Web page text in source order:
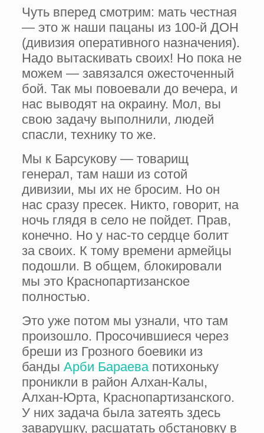
Чуть вперед смотрим: мать честная
— это ж наши пацаны из 100-й ДОН
(дивизия опера­тивного назначения).
Надо вытаски­вать своих! Но пока не
можем — завязался ожесточенный
бой. Так мы повоевали до ве­чера, и
нас выводят на окраину. Мол, вы
свою задачу выполнили, людей
спасли, технику то­ же.
Мы к Барсукову — товарищ
генерал, там наши из сотой
дивизии, мы их не бросим. Но он
нас сразу пресек. Никто, говорит, на
ночь глядя в село не пойдет. Прав,
конечно. Но у нас-то сердце болит
за своих. К тому време­ни армейцы
подошли. В общем, блокировали
мы это Краснопартизанское
полностью.
Это уже потом мы узнали, что там
про­изошло. Просочившиеся через
бреши из Грозного боевики из
банды Арби Бараевапо­тихоньку
проникли в район Алхан-Калы,
Алхан-Юрта, Краснопартизанского.
У них зада­ча была затеять здесь
заварушку, расшатать обстановку в